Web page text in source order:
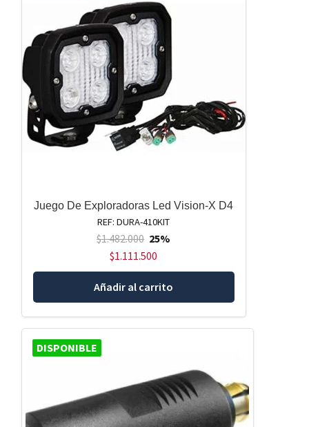
Juego De Exploradoras Led Vision-X D4
REF: DURA-410KIT
$1.482.000 25%
$1.111.500
Añadir al carrito
DISPONIBLE